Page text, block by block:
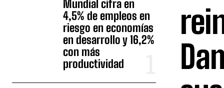
Mundial cifra en
4,5% de empleos en
riesgo en economías
en desarrollo y 16,2%
con más
productividad